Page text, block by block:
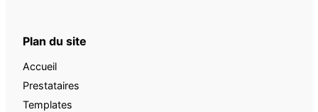
Plan du site
Accueil
Prestataires
Templates